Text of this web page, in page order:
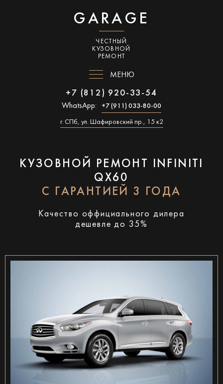
GARAGE
ЧЕСТНЫЙ
КУЗОВНОЙ
РЕМОНТ
МЕНЮ
+7 (812) 920-33-54
WhatsApp: +7 (911) 033-80-00
г. СПб, ул. Шафировский пр., 15 к2
КУЗОВНОЙ РЕМОНТ INFINITI
QX60
С ГАРАНТИЕЙ 3 ГОДА
Качество оффициального дилера
дешевле до 35%